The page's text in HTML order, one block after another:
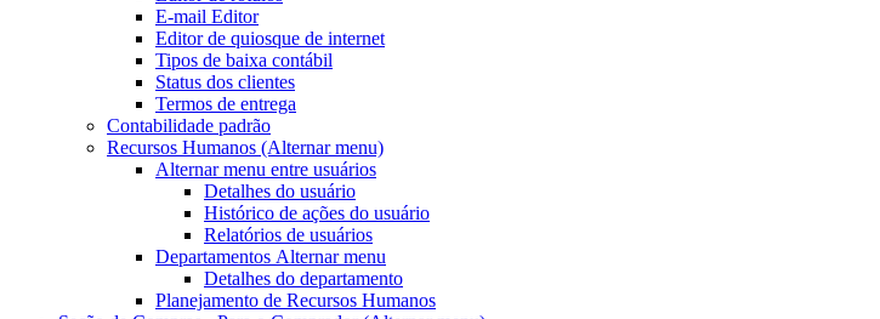
E-mail Editor
Editor de quiosque de internet
Tipos de baixa contábil
Status dos clientes
Termos de entrega
Contabilidade padrão
Recursos Humanos (Alternar menu)
Alternar menu entre usuários
Detalhes do usuário
Histórico de ações do usuário
Relatórios de usuários
Departamentos Alternar menu
Detalhes do departamento
Planejamento de Recursos Humanos